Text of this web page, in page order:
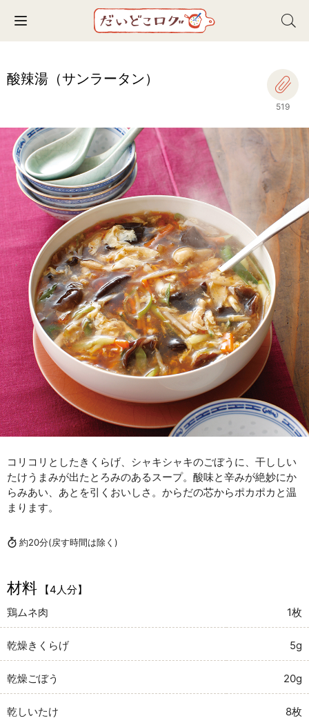
Toggle navigation
酸辣湯（サンラータン）
519
コリコリとしたきくらげ、シャキシャキのごぼうに、干ししい
たけうまみが出たとろみのあるスープ。酸味と辛みが絶妙にか
らみあい、あとを引くおいしさ。からだの芯からポカポカと温
まります。
約20分(戻す時間は除く)
材料
【4人分】
鶏ムネ肉
1枚
乾燥きくらげ 5g
乾燥ごぼう 20g
乾しいたけ 8枚